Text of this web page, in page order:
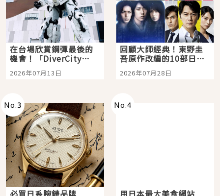
在台場欣賞鋼彈最後的
機會！「DiverCity
Tokyo Plaza」搭船、
購物、美食及夜景，一
2026年07月13日
回顧大師經典！東野圭
吾原作改編的10部日本
影視作品推薦
2026年07月28日
No.3
必買日系腕錶品牌
No.4
用日本最大美食網站